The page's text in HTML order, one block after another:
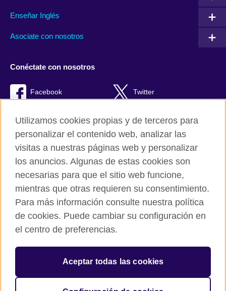
Enseñar Inglés
Asociate con nosotros
Conéctate con nosotros
Facebook Twitter
British Council Global
Políticas de privacidad y condiciones de uso
Cookies
© 2026 British Council
The United Kingdom’s international organisation for cultural
Utilizamos cookies propias y de terceros para
personalizar el contenido web, analizar las
visitas a nuestras páginas web y personalizar
los anuncios. Algunas de estas cookies son
necesarias para que el sitio web funcione,
mientras que otras requieren su consentimiento.
Para más información consulte nuestra política
de cookies. Puede cambiar su configuración en
el centro de preferencias.
Aceptar todas las cookies